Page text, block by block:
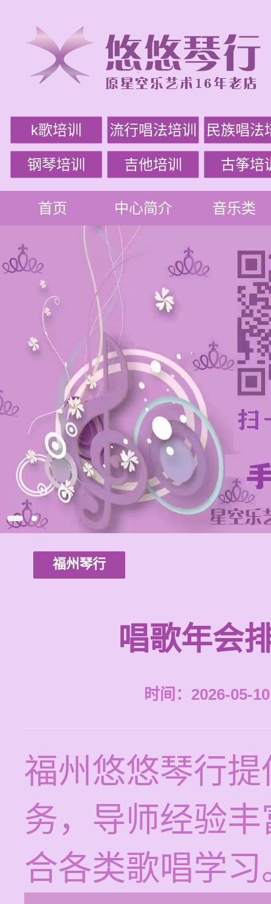
k歌培训 流行唱法培训 民族唱法
钢琴培训 吉他培训 古筝培
首页 中心简介 音乐类
福州琴行
唱歌年会
时间：2026-05-
福州悠悠琴行
务，导师经验
合各类歌唱学习